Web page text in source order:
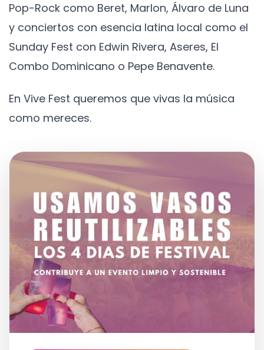
Pop-Rock como Beret, Marlon, Álvaro de Luna
y conciertos con esencia latina local como el
Sunday Fest con Edwin Rivera, Aseres, El
Combo Dominicano o Pepe Benavente.
En Vive Fest queremos que vivas la música
como mereces.